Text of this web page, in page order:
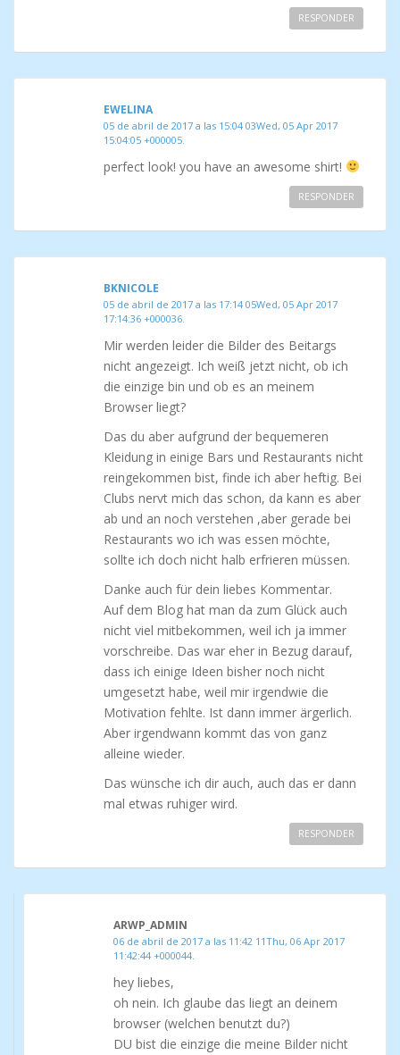
RESPONDER
EWELINA
05 de abril de 2017 a las 15:04 03Wed, 05 Apr 2017
15:04:05 +000005.
perfect look! you have an awesome shirt!
RESPONDER
BKNICOLE
05 de abril de 2017 a las 17:14 05Wed, 05 Apr 2017
17:14:36 +000036.
Mir werden leider die Bilder des Beitargs
nicht angezeigt. Ich weiß jetzt nicht, ob ich
die einzige bin und ob es an meinem
Browser liegt?
Das du aber aufgrund der bequemeren
Kleidung in einige Bars und Restaurants nicht
reingekommen bist, finde ich aber heftig. Bei
Clubs nervt mich das schon, da kann es aber
ab und an noch verstehen ,aber gerade bei
Restaurants wo ich was essen möchte,
sollte ich doch nicht halb erfrieren müssen.
Danke auch für dein liebes Kommentar.
Auf dem Blog hat man da zum Glück auch
nicht viel mitbekommen, weil ich ja immer
vorschreibe. Das war eher in Bezug darauf,
dass ich einige Ideen bisher noch nicht
umgesetzt habe, weil mir irgendwie die
Motivation fehlte. Ist dann immer ärgerlich.
Aber irgendwann kommt das von ganz
alleine wieder.
Das wünsche ich dir auch, auch das er dann
mal etwas ruhiger wird.
RESPONDER
ARWP_ADMIN
06 de abril de 2017 a las 11:42 11Thu, 06 Apr 2017
11:42:44 +000044.
hey liebes,
oh nein. Ich glaube das liegt an deinem
browser (welchen benutzt du?)
DU bist die einzige die meine Bilder nicht